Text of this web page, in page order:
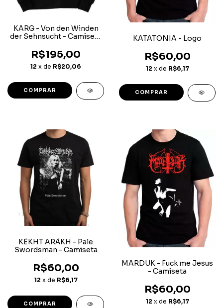
KARG - Von den Winden
der Sehnsucht - Camiseta
R$195,00
12 x de R$20,06
COMPRAR
KATATONIA - Logo
R$60,00
12 x de R$6,17
COMPRAR
KËKHT ARÄKH - Pale
Swordsman - Camiseta
R$60,00
12 x de R$6,17
COMPRAR
MARDUK - Fuck me Jesus
- Camiseta
R$60,00
12 x de R$6,17